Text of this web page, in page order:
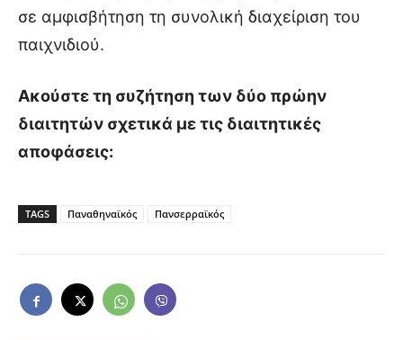
σε αμφισβήτηση τη συνολική διαχείριση του
παιχνιδιού.
Ακούστε τη συζήτηση των δύο πρώην
διαιτητών σχετικά με τις διαιτητικές
αποφάσεις:
TAGS Παναθηναϊκός Πανσερραϊκός